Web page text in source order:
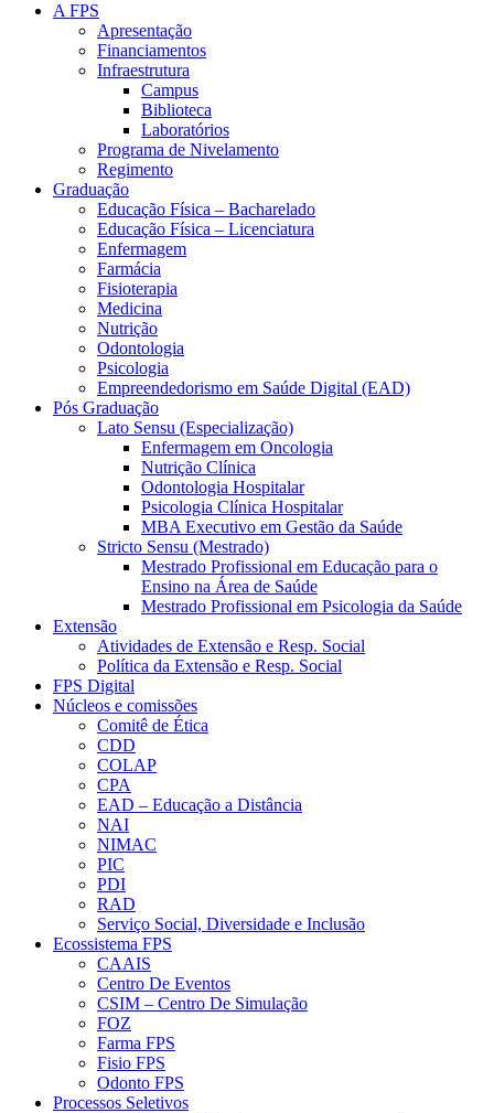
A FPS
Apresentação
Financiamentos
Infraestrutura
Campus
Biblioteca
Laboratórios
Programa de Nivelamento
Regimento
Graduação
Educação Física – Bacharelado
Educação Física – Licenciatura
Enfermagem
Farmácia
Fisioterapia
Medicina
Nutrição
Odontologia
Psicologia
Empreendedorismo em Saúde Digital (EAD)
Pós Graduação
Lato Sensu (Especialização)
Enfermagem em Oncologia
Nutrição Clínica
Odontologia Hospitalar
Psicologia Clínica Hospitalar
MBA Executivo em Gestão da Saúde
Stricto Sensu (Mestrado)
Mestrado Profissional em Educação para o
Ensino na Área de Saúde
Mestrado Profissional em Psicologia da Saúde
Extensão
Atividades de Extensão e Resp. Social
Política da Extensão e Resp. Social
FPS Digital
Núcleos e comissões
Comitê de Ética
CDD
COLAP
CPA
EAD – Educação a Distância
NAI
NIMAC
PIC
PDI
RAD
Serviço Social, Diversidade e Inclusão
Ecossistema FPS
CAAIS
Centro De Eventos
CSIM – Centro De Simulação
FOZ
Farma FPS
Fisio FPS
Odonto FPS
Processos Seletivos